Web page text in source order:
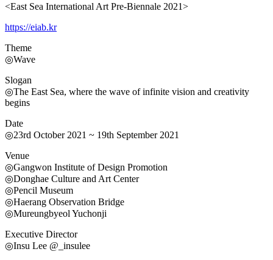
<East Sea International Art Pre-Biennale 2021>
https://eiab.kr
Theme
◎Wave
Slogan
◎The East Sea, where the wave of infinite vision and creativity
begins
Date
◎23rd October 2021 ~ 19th September 2021
Venue
◎Gangwon Institute of Design Promotion
◎Donghae Culture and Art Center
◎Pencil Museum
◎Haerang Observation Bridge
◎Mureungbyeol Yuchonji
Executive Director
◎Insu Lee @_insulee